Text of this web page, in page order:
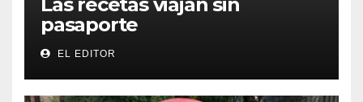
pasaporte
EL EDITOR